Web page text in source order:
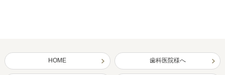
HOME 歯科医院様へ